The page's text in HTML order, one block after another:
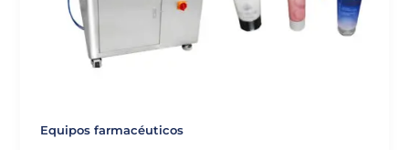
Equipos farmacéuticos